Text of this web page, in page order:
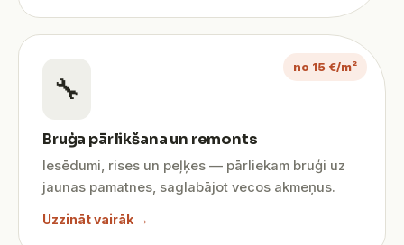
no 15 €/m²
🔧
Bruģa pārlikšana un remonts
Iesēdumi, rises un peļķes — pārliekam bruģi uz
jaunas pamatnes, saglabājot vecos akmeņus.
Uzzināt vairāk →